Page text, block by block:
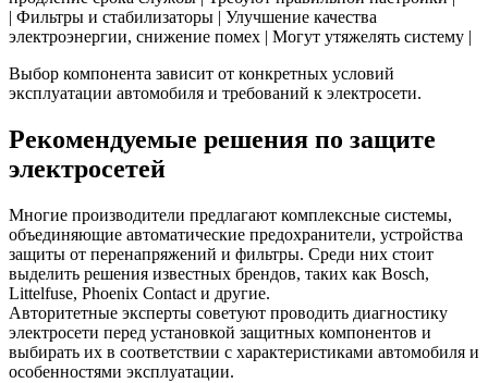
| Фильтры и стабилизаторы | Улучшение качества
электроэнергии, снижение помех | Могут утяжелять систему |
Выбор компонента зависит от конкретных условий
эксплуатации автомобиля и требований к электросети.
Рекомендуемые решения по защите
электросетей
Многие производители предлагают комплексные системы,
объединяющие автоматические предохранители, устройства
защиты от перенапряжений и фильтры. Среди них стоит
выделить решения известных брендов, таких как Bosch,
Littelfuse, Phoenix Contact и другие.
Авторитетные эксперты советуют проводить диагностику
электросети перед установкой защитных компонентов и
выбирать их в соответствии с характеристиками автомобиля и
особенностями эксплуатации.